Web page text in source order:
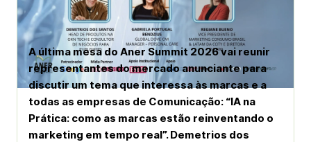
Márcia Miranda
A última mesa do Aner Summit 2026 vai reunir
representantes do mercado anunciante para
discutir um tema que interessa às marcas e a
todas as empresas de Comunicação: “IA na
Prática: como as marcas estão reinventando o
marketing em tempo real”. Demetrios dos